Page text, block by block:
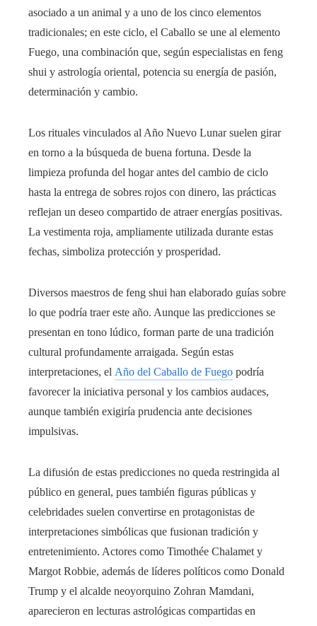
asociado a un animal y a uno de los cinco elementos
tradicionales; en este ciclo, el Caballo se une al elemento
Fuego, una combinación que, según especialistas en feng
shui y astrología oriental, potencia su energía de pasión,
determinación y cambio.
Los rituales vinculados al Año Nuevo Lunar suelen girar
en torno a la búsqueda de buena fortuna. Desde la
limpieza profunda del hogar antes del cambio de ciclo
hasta la entrega de sobres rojos con dinero, las prácticas
reflejan un deseo compartido de atraer energías positivas.
La vestimenta roja, ampliamente utilizada durante estas
fechas, simboliza protección y prosperidad.
Diversos maestros de feng shui han elaborado guías sobre
lo que podría traer este año. Aunque las predicciones se
presentan en tono lúdico, forman parte de una tradición
cultural profundamente arraigada. Según estas
interpretaciones, el Año del Caballo de Fuego podría
favorecer la iniciativa personal y los cambios audaces,
aunque también exigiría prudencia ante decisiones
impulsivas.
La difusión de estas predicciones no queda restringida al
público en general, pues también figuras públicas y
celebridades suelen convertirse en protagonistas de
interpretaciones simbólicas que fusionan tradición y
entretenimiento. Actores como Timothée Chalamet y
Margot Robbie, además de líderes políticos como Donald
Trump y el alcalde neoyorquino Zohran Mamdani,
aparecieron en lecturas astrológicas compartidas en